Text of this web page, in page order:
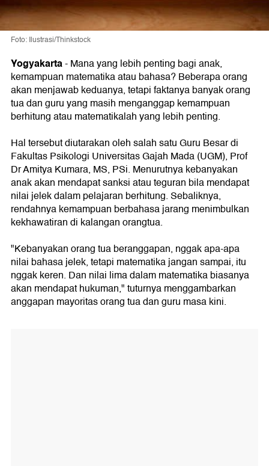
Foto: Ilustrasi/Thinkstock
Yogyakarta- Mana yang lebih penting bagi anak,
kemampuan matematika atau bahasa? Beberapa orang
akan menjawab keduanya, tetapi faktanya banyak orang
tua dan guru yang masih menganggap kemampuan
berhitung atau matematikalah yang lebih penting.
Hal tersebut diutarakan oleh salah satu Guru Besar di
Fakultas Psikologi Universitas Gajah Mada (UGM), Prof
Dr Amitya Kumara, MS, PSi. Menurutnya kebanyakan
anak akan mendapat sanksi atau teguran bila mendapat
nilai jelek dalam pelajaran berhitung. Sebaliknya,
rendahnya kemampuan berbahasa jarang menimbulkan
kekhawatiran di kalangan orangtua.
"Kebanyakan orang tua beranggapan, nggak apa-apa
nilai bahasa jelek, tetapi matematika jangan sampai, itu
nggak keren. Dan nilai lima dalam matematika biasanya
akan mendapat hukuman," tuturnya menggambarkan
anggapan mayoritas orang tua dan guru masa kini.